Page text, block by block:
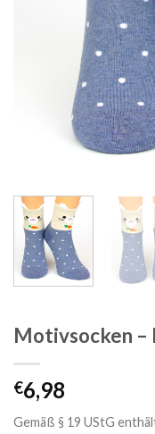
Motivsocken –
€6,98
Gemäß § 19 UStG